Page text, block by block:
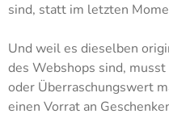
sind, statt im letzten
Und weil es dieselben
des Webshops sind,
oder Überraschungswert
einen Vorrat an